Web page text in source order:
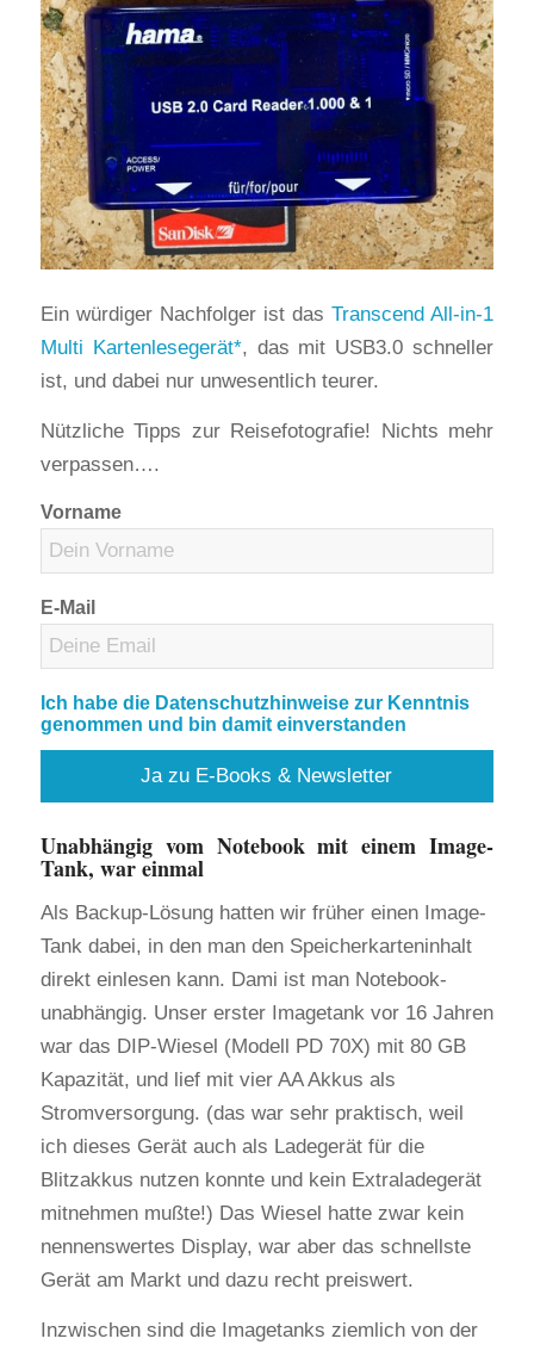
Ein würdiger Nachfolger ist dasTranscend All-in-1
Multi Kartenlesegerät , das mit USB3.0 schneller
ist, und dabei nur unwesentlich teurer.
Nützliche Tipps zur Reisefotografie! Nichts mehr
verpassen….
Vorname
E-Mail
Ich habe die Datenschutzhinweise zur Kenntnis
genommen und bin damit einverstanden
Unabhängig vom Notebook mit einem Image-
Tank, war einmal
Als Backup-Lösung hatten wir früher einen Image-
Tank dabei, in den man den Speicherkarteninhalt
direkt einlesen kann. Dami ist man Notebook-
unabhängig. Unser erster Imagetank vor 16 Jahren
war das DIP-Wiesel (Modell PD 70X) mit 80 GB
Kapazität, und lief mit vier AA Akkus als
Stromversorgung. (das war sehr praktisch, weil
ich dieses Gerät auch als Ladegerät für die
Blitzakkus nutzen konnte und kein Extraladegerät
mitnehmen mußte!) Das Wiesel hatte zwar kein
nennenswertes Display, war aber das schnellste
Gerät am Markt und dazu recht preiswert.
Inzwischen sind die Imagetanks ziemlich von der